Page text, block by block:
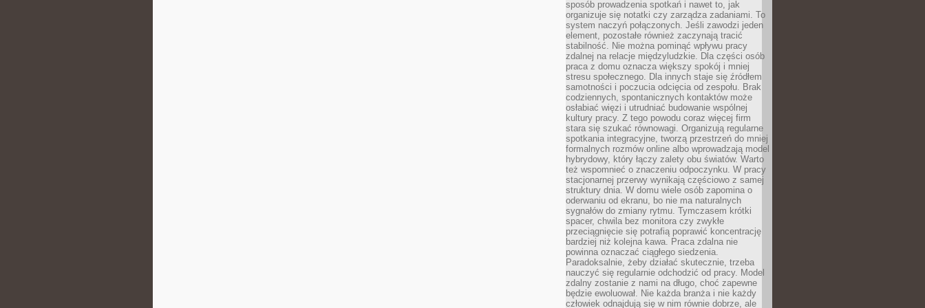
sposób prowadzenia spotkań i nawet to, jak
organizuje się notatki czy zarządza zadaniami. To
system naczyń połączonych. Jeśli zawodzi jeden
element, pozostałe również zaczynają tracić
stabilność. Nie można pominąć wpływu pracy
zdalnej na relacje międzyludzkie. Dla części osób
praca z domu oznacza większy spokój i mniej
stresu społecznego. Dla innych staje się źródłem
samotności i poczucia odcięcia od zespołu. Brak
codziennych, spontanicznych kontaktów może
osłabiać więzi i utrudniać budowanie wspólnej
kultury pracy. Z tego powodu coraz więcej firm
stara się szukać równowagi. Organizują regularne
spotkania integracyjne, tworzą przestrzeń do mniej
formalnych rozmów online albo wprowadzają model
hybrydowy, który łączy zalety obu światów. Warto
też wspomnieć o znaczeniu odpoczynku. W pracy
stacjonarnej przerwy wynikają częściowo z samej
struktury dnia. W domu wiele osób zapomina o
oderwaniu od ekranu, bo nie ma naturalnych
sygnałów do zmiany rytmu. Tymczasem krótki
spacer, chwila bez monitora czy zwykłe
przeciągnięcie się potrafią poprawić koncentrację
bardziej niż kolejna kawa. Praca zdalna nie
powinna oznaczać ciągłego siedzenia.
Paradoksalnie, żeby działać skutecznie, trzeba
nauczyć się regularnie odchodzić od pracy. Model
zdalny zostanie z nami na długo, choć zapewne
będzie ewoluował. Nie każda branża i nie każdy
człowiek odnajdują się w nim równie dobrze, ale